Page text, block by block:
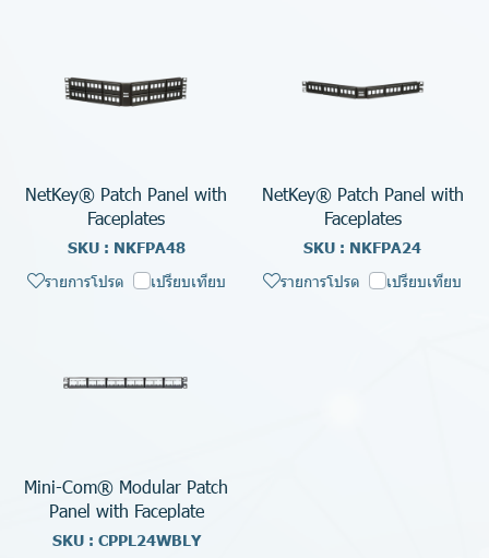
NetKey® Patch Panel with
Faceplates
SKU : NKFPA48
รายการโปรด เปรียบเทียบ
NetKey® Patch Panel with
Faceplates
SKU : NKFPA24
รายการโปรด เปรียบเทียบ
Mini-Com® Modular Patch
Panel with Faceplate
SKU : CPPL24WBLY